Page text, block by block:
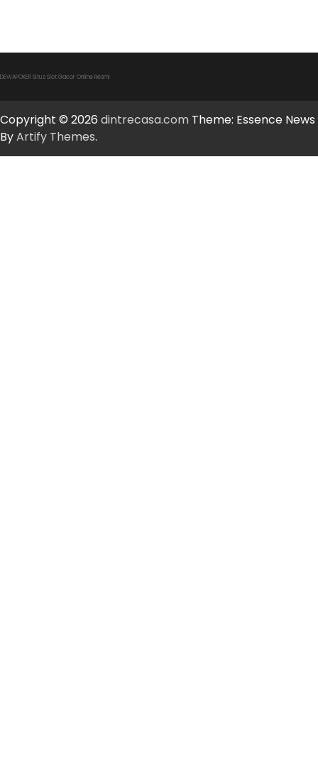
DEWAPOKER Situs Slot Gacor Online Resmi
Copyright © 2026 dintrecasa.com Theme: Essence News
ByArtify Themes.